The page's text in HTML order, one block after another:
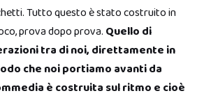
Tutto questo è stato costruito in
prova dopo prova. Quello di
tra di noi, direttamente in
che noi portiamo avanti da
è costruita sul ritmo e cioè